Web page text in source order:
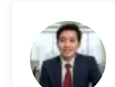
k
r
e
s
t
A
p